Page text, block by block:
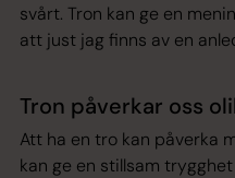
svårt. Tron kan ge en
att just jag finns av en
Tron påverkar oss
Att ha en tro kan påverka
kan ge en stillsam